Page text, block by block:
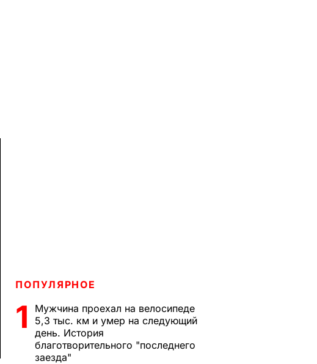
ПОПУЛЯРНОЕ
1
Мужчина проехал на велосипеде
5,3 тыс. км и умер на следующий
день. История
благотворительного "последнего
заезда"